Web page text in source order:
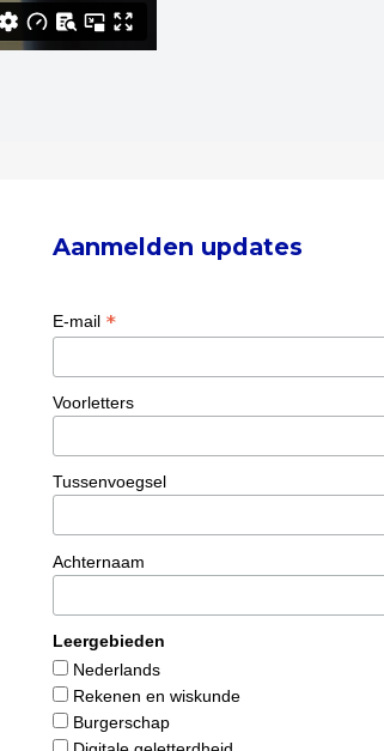
Aanmelden updates
E-mail *
Voorletters
Tussenvoegsel
Achternaam
Leergebieden
Nederlands
Rekenen en wiskunde
Burgerschap